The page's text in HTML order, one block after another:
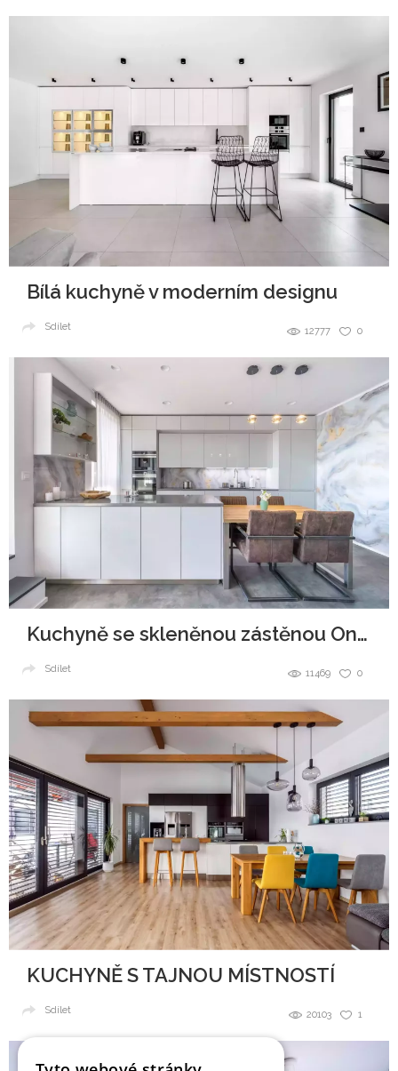
Bílá kuchyně v moderním designu
0
12777
Sdílet
Kuchyně se skleněnou zástěnou Onyx
0
11469
Sdílet
KUCHYNĚ S TAJNOU MÍSTNOSTÍ
1
20103
Sdílet